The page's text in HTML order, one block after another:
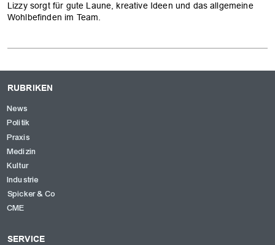
Lizzy sorgt für gute Laune, kreative Ideen und das allgemeine
Wohlbefinden im Team.
RUBRIKEN
News
Politik
Praxis
Medizin
Kultur
Industrie
Spicker & Co
CME
SERVICE